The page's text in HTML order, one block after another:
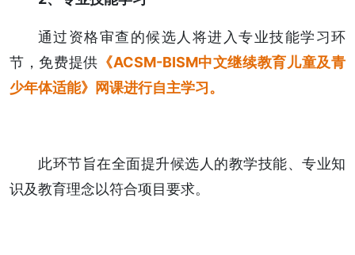
通过资格审查的候选人将进入专业技能学习环
节，免费提供 《ACSM-BISM中文继续教育儿童及青
少年体适能》网课进行自主学习。
此环节旨在全面提升候选人的教学技能、专业知
识及教育理念以符合项目要求。